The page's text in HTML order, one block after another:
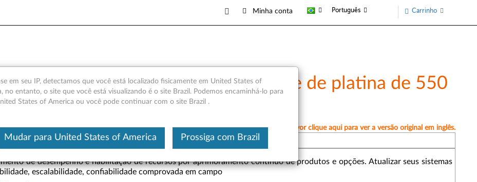
Minha conta Português Carrinho
de alimentação com troca a quente de platina de 550
Este é um artigo traduzido automaticamente, por favor clique aqui para ver a versão original em inglês.
de desempenho e habilitação de recursos por aprimoramento contínuo de produtos e opções. Atualizar seus sistemas
escalabilidade, confiabilidade comprovada em campo
em seu IP, detectamos que você está localizado fisicamente em United States of
no entanto, o site que você está visualizando é o site Brazil. Podemos encaminhá-lo para
States of America ou você pode continuar com o site Brazil .
Mudar para United States of America Prossiga com Brazil